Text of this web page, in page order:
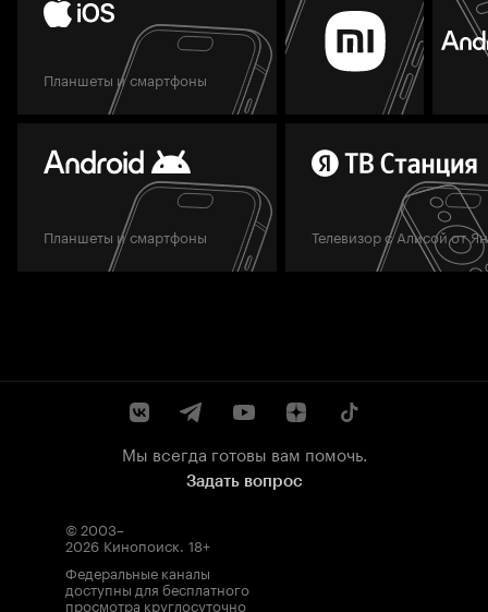
Планшеты и смартфоны
Планшеты и смартфоны Телевизор с Алисой от
Мы всегда готовы вам помочь.
Задать вопрос
© 2003–
2026 Кинопоиск. 18+
Федеральные каналы
доступны для бесплатного
просмотра круглосуточно